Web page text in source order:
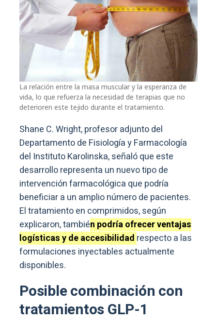
La relación entre la masa muscular y la esperanza de
vida, lo que refuerza la necesidad de terapias que no
deterioren este tejido durante el tratamiento.
Shane C. Wright, profesor adjunto del
Departamento de Fisiología y Farmacología
del Instituto Karolinska, señaló que este
desarrollo representa un nuevo tipo de
intervención farmacológica que podría
beneficiar a un amplio número de pacientes.
El tratamiento en comprimidos, según
explicaron, también podría ofrecer ventajas
logísticas y de accesibilidad respecto a las
formulaciones inyectables actualmente
disponibles.
Posible combinación con
tratamientos GLP-1